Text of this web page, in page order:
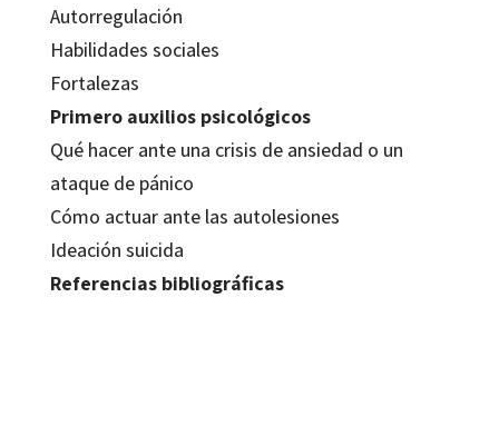
Autorregulación
Habilidades sociales
Fortalezas
Primero auxilios psicológicos
Qué hacer ante una crisis de ansiedad o un
ataque de pánico
Cómo actuar ante las autolesiones
Ideación suicida
Referencias bibliográficas